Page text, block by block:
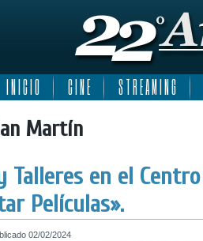
I N I C I O C I N E S T R E A M I N G
Martín
Talleres en el
Películas».
02/02/2024